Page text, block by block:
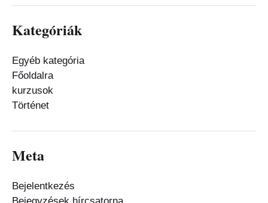
Kategóriák
Egyéb kategória
Főoldalra
kurzusok
Történet
Meta
Bejelentkezés